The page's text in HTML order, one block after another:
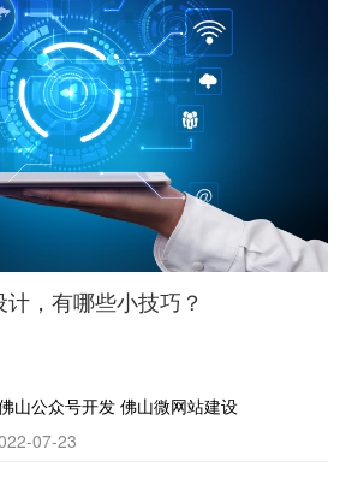
，有哪些小技巧？
山公众号开发 佛山微网站建设
07-23